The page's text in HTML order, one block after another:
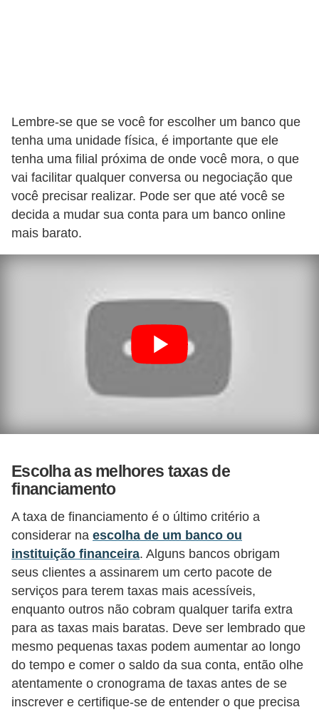
Lembre-se que se você for escolher um banco que
tenha uma unidade física, é importante que ele
tenha uma filial próxima de onde você mora, o que
vai facilitar qualquer conversa ou negociação que
você precisar realizar. Pode ser que até você se
decida a mudar sua conta para um banco online
mais barato.
Escolha as melhores taxas de
financiamento
A taxa de financiamento é o último critério a
considerar na escolha de um banco ou
instituição financeira. Alguns bancos obrigam
seus clientes a assinarem um certo pacote de
serviços para terem taxas mais acessíveis,
enquanto outros não cobram qualquer tarifa extra
para as taxas mais baratas. Deve ser lembrado que
mesmo pequenas taxas podem aumentar ao longo
do tempo e comer o saldo da sua conta, então olhe
atentamente o cronograma de taxas antes de se
inscrever e certifique-se de entender o que precisa
r
é
s
t
i
m
i
m
n
t
o
s
F
o
r
m
a